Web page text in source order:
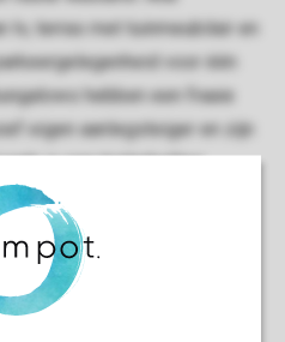
tv, terras met tuinmeubilair en
voor één
hebben een fraaie
eigen aanlegsteiger en zijn
is een trailerhelling